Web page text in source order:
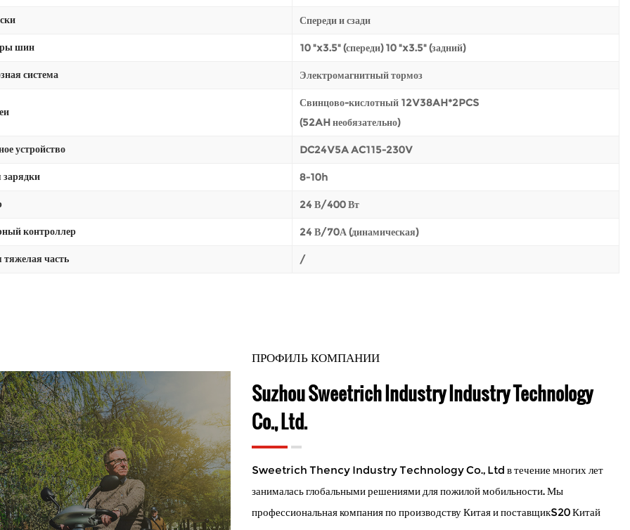
Спереди и сзади
шин 10 "x3.5" (спереди) 10 "x3.5" (задний)
система Электромагнитный тормоз
Свинцово-кислотный 12V38AH*2PCS
(52AH необязательно)
устройство DC24V5A AC115-230V
8-10h
24 В/400 Вт
контроллер 24 В/70А (динамическая)
часть /
ПРОФИЛЬ КОМПАНИИ
Suzhou Sweetrich Industry Industry Technology
Co., Ltd.
Sweetrich Thency Industry Technology Co., Ltd в течение многих лет
занималась глобальными решениями для пожилой мобильности. Мы
профессиональная компания по производству Китая ипоставщикS20 Китай